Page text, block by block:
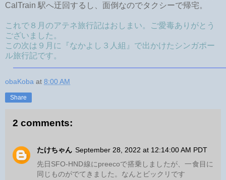
CalTrain 駅へ迂回するし、面倒なのでタクシーで帰宅。
これで８月のアテネ旅行記はおしまい。ご愛毒ありがとう
ございました。
この次は９月に『なかよし３人組』で出かけたシンガポー
ル旅行記です。
obaKoba at 8:00 AM
Share
2 comments:
たけちゃん September 28, 2022 at 12:14:00 AM PDT
先日SFO-HND線にpreecoで搭乗しましたが、一食目に
同じものがでてきました。なんとビックリです